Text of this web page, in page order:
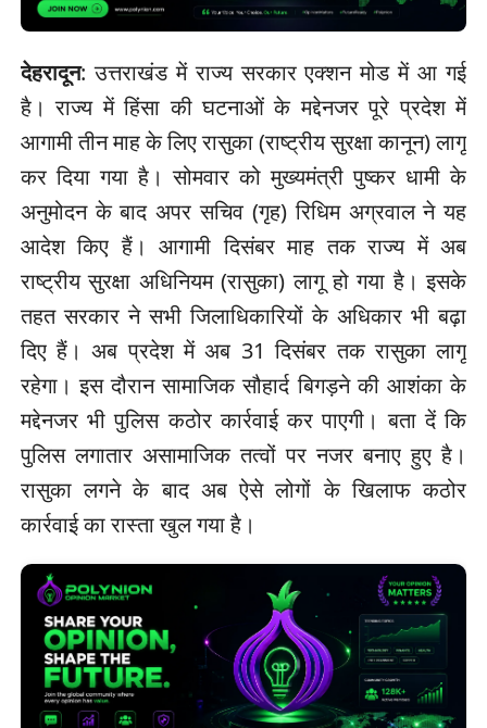
देहरादून: उत्तराखंड में राज्य सरकार एक्शन मोड में आ गई
है। राज्य में हिंसा की घटनाओं के मद्देनजर पूरे प्रदेश में
आगामी तीन माह के लिए रासुका (राष्ट्रीय सुरक्षा कानून) लागू
कर दिया गया है। सोमवार को मुख्यमंत्री पुष्कर धामी के
अनुमोदन के बाद अपर सचिव (गृह) रिधिम अग्रवाल ने यह
आदेश किए हैं। आगामी दिसंबर माह तक राज्य में अब
राष्ट्रीय सुरक्षा अधिनियम (रासुका) लागू हो गया है। इसके
तहत सरकार ने सभी जिलाधिकारियों के अधिकार भी बढ़ा
दिए हैं। अब प्रदेश में अब 31 दिसंबर तक रासुका लागू
रहेगा। इस दौरान सामाजिक सौहार्द बिगड़ने की आशंका के
मद्देनजर भी पुलिस कठोर कार्रवाई कर पाएगी। बता दें कि
पुलिस लगातार असामाजिक तत्वों पर नजर बनाए हुए है।
रासुका लगने के बाद अब ऐसे लोगों के खिलाफ कठोर
कार्रवाई का रास्ता खुल गया है।